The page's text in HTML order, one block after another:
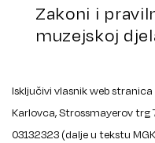
Zakoni i
muzejskoj
Isključivi vlasnik web stranica
Karlovca, Strossmayerov trg
03132323 (dalje u tekstu